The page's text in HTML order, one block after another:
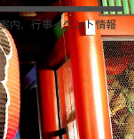
内、行事イベント情報